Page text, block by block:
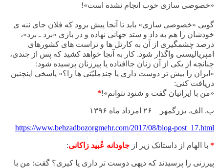
«خصوصی سازی خوب انجام نشده است»!
گویی «خصوصی سازی» باید تا آنجا پیش برود که فلان جای ننه ی
خودشان را هم به داد و ستد جهانی نهاده و در بازی «برد ـ برد»،
درصد چشمگیری از آن به کارتل ها و تراست های کشورهای
امپریالیستی واگذار شود. کار به آنجا خواهد کشید که پس از جندی،
چنانچه از یکی از آن زنان جاافتاده یا پیرزنان پرسیده شود:
«ایران را بیش تر دوست داری یا چندملیّتی ها را؟» پاسخی اینچنین
دریافت کنی:
«من با ایرانیان گفت و شنود نتوانم»!*
ب. الف. بزرگمهر ۲۶ امرداد ماه ۱۳۹۶
https://www.behzadbozorgmehr.com/2017/08/blog-post_17.html
* با الهام از داستانک زیر از جاودانه عُبید زاکانی:
پیرزنی را پرسیدند كه دیهی دوست تر داری یا كیری؟ گفت: من با